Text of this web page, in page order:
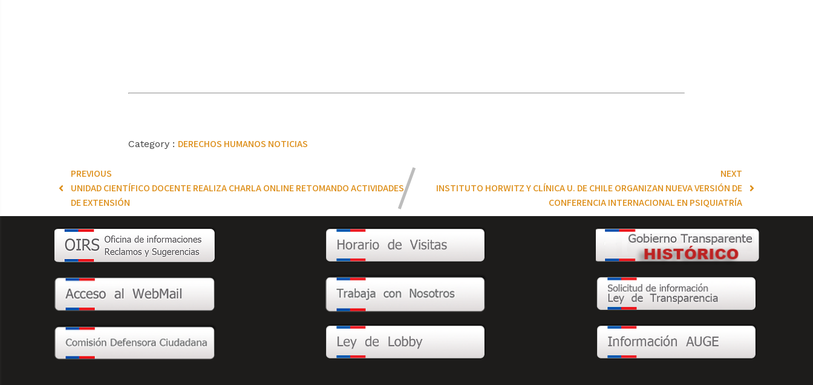
Category : DERECHOS HUMANOS NOTICIAS
PREVIOUS
UNIDAD CIENTÍFICO DOCENTE REALIZA CHARLA ONLINE RETOMANDO ACTIVIDADES
DE EXTENSIÓN
NEXT
INSTITUTO HORWITZ Y CLÍNICA U. DE CHILE ORGANIZAN NUEVA VERSIÓN DE
CONFERENCIA INTERNACIONAL EN PSIQUIATRÍA